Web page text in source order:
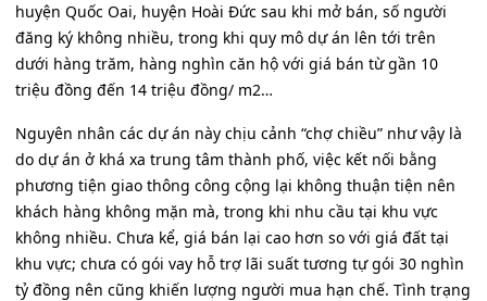
huyện Quốc Oai, huyện Hoài Đức sau khi mở bán, số người
đăng ký không nhiều, trong khi quy mô dự án lên tới trên
dưới hàng trăm, hàng nghìn căn hộ với giá bán từ gần 10
triệu đồng đến 14 triệu đồng/ m2…
Nguyên nhân các dự án này chịu cảnh “chợ chiều” như vậy là
do dự án ở khá xa trung tâm thành phố, việc kết nối bằng
phương tiện giao thông công cộng lại không thuận tiện nên
khách hàng không mặn mà, trong khi nhu cầu tại khu vực
không nhiều. Chưa kể, giá bán lại cao hơn so với giá đất tại
khu vực; chưa có gói vay hỗ trợ lãi suất tương tự gói 30 nghìn
tỷ đồng nên cũng khiến lượng người mua hạn chế. Tình trạng